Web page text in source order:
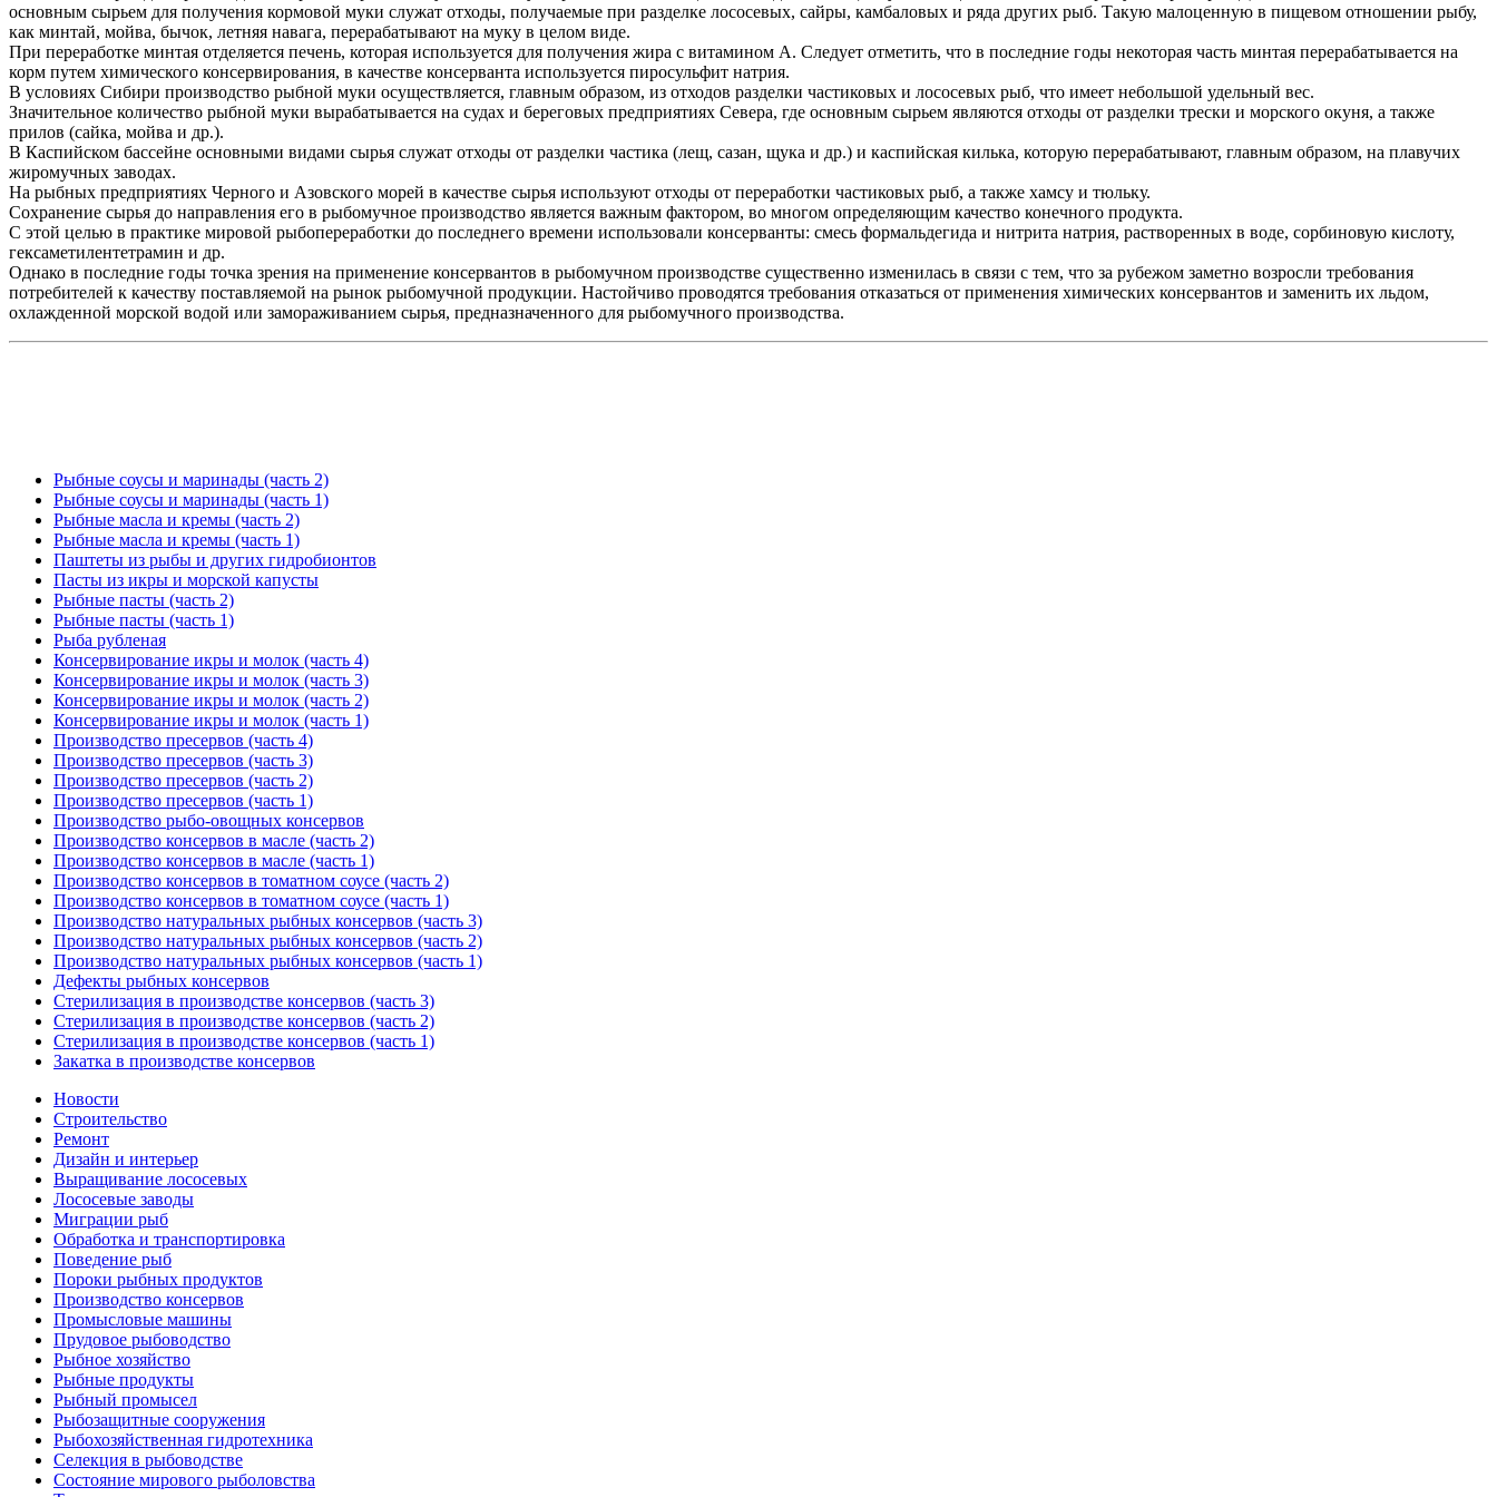
основным сырьем для получения кормовой муки служат отходы, получаемые при разделке лососевых, сайры, камбаловых и ряда других рыб. Такую малоценную в пищевом отношении рыбу,
как минтай, мойва, бычок, летняя навага, перерабатывают на муку в целом виде.
При переработке минтая отделяется печень, которая используется для получения жира с витамином А. Следует отметить, что в последние годы некоторая часть минтая перерабатывается на
корм путем химического консервирования, в качестве консерванта используется пиросульфит натрия.
В условиях Сибири производство рыбной муки осуществляется, главным образом, из отходов разделки частиковых и лососевых рыб, что имеет небольшой удельный вес.
Значительное количество рыбной муки вырабатывается на судах и береговых предприятиях Севера, где основным сырьем являются отходы от разделки трески и морского окуня, а также
прилов (сайка, мойва и др.).
В Каспийском бассейне основными видами сырья служат отходы от разделки частика (лещ, сазан, щука и др.) и каспийская килька, которую перерабатывают, главным образом, на плавучих
жиромучных заводах.
На рыбных предприятиях Черного и Азовского морей в качестве сырья используют отходы от переработки частиковых рыб, а также хамсу и тюльку.
Сохранение сырья до направления его в рыбомучное производство является важным фактором, во многом определяющим качество конечного продукта.
С этой целью в практике мировой рыбопереработки до последнего времени использовали консерванты: смесь формальдегида и нитрита натрия, растворенных в воде, сорбиновую кислоту,
гексаметилентетрамин и др.
Однако в последние годы точка зрения на применение консервантов в рыбомучном производстве существенно изменилась в связи с тем, что за рубежом заметно возросли требования
потребителей к качеству поставляемой на рынок рыбомучной продукции. Настойчиво проводятся требования отказаться от применения химических консервантов и заменить их льдом,
охлажденной морской водой или замораживанием сырья, предназначенного для рыбомучного производства.
Рыбные соусы и маринады (часть 2)
Рыбные соусы и маринады (часть 1)
Рыбные масла и кремы (часть 2)
Рыбные масла и кремы (часть 1)
Паштеты из рыбы и других гидробионтов
Пасты из икры и морской капусты
Рыбные пасты (часть 2)
Рыбные пасты (часть 1)
Рыба рубленая
Консервирование икры и молок (часть 4)
Консервирование икры и молок (часть 3)
Консервирование икры и молок (часть 2)
Консервирование икры и молок (часть 1)
Производство пресервов (часть 4)
Производство пресервов (часть 3)
Производство пресервов (часть 2)
Производство пресервов (часть 1)
Производство рыбо-овощных консервов
Производство консервов в масле (часть 2)
Производство консервов в масле (часть 1)
Производство консервов в томатном соусе (часть 2)
Производство консервов в томатном соусе (часть 1)
Производство натуральных рыбных консервов (часть 3)
Производство натуральных рыбных консервов (часть 2)
Производство натуральных рыбных консервов (часть 1)
Дефекты рыбных консервов
Стерилизация в производстве консервов (часть 3)
Стерилизация в производстве консервов (часть 2)
Стерилизация в производстве консервов (часть 1)
Закатка в производстве консервов
Новости
Строительство
Ремонт
Дизайн и интерьер
Выращивание лососевых
Лососевые заводы
Миграции рыб
Обработка и транспортировка
Поведение рыб
Пороки рыбных продуктов
Производство консервов
Промысловые машины
Прудовое рыбоводство
Рыбное хозяйство
Рыбные продукты
Рыбный промысел
Рыбозащитные сооружения
Рыбохозяйственная гидротехника
Селекция в рыбоводстве
Состояние мирового рыболовства